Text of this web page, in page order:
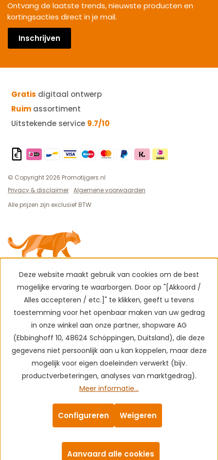
Ontvang de laatste trends, nieuwste producten en
kortingsacties direct in je mail.
Inschrijven
Gratis digitaal ontwerp
Ruim assortiment
Uitstekende service 9.7/10
© Copyright 2026 Promotijgers.nl
Privacy & disclaimer Algemene voorwaarden
Alle prijzen zijn exclusief BTW
Deze website maakt gebruik van cookies om de best
mogelijke ervaring te waarborgen. Door op "[Akkoord /
Alles accepteren / etc.]" te klikken, geeft u tevens
toestemming voor het openbaar maken van uw gedrag
in onze winkel aan onze partner, shopware AG
(Ebbinghoff 10, 48624 Schöppingen, Duitsland), die deze
gegevens niet persoonlijk aan u kan koppelen, maar deze
mogelijk voor eigen doeleinden verwerkt (bijv.
productverbeteringen, analyses van marktgedrag).
Meer informatie...
Weigeren
Configureren
Aanvaard alle cookies